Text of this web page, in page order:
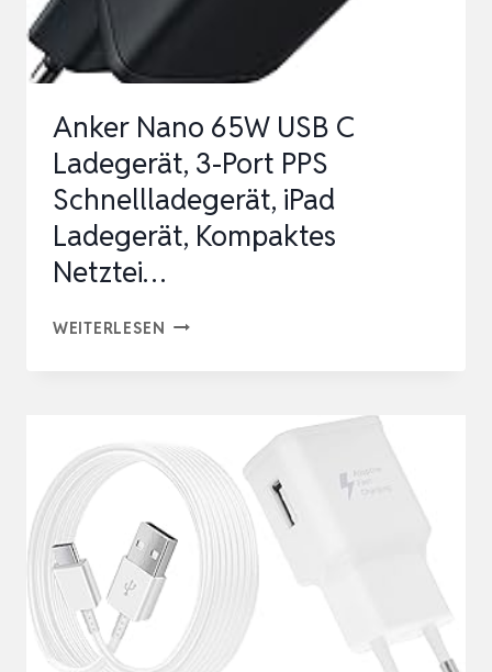
Anker Nano 65W USB C
Ladegerät, 3-Port PPS
Schnellladegerät, iPad
Ladegerät, Kompaktes
Netztei…
WEITERLESEN ANKER
C
LADEGERÄT,
PORT
PPS
SCHNELLLADEGERÄT,
IPAD